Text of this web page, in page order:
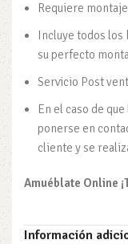
Requiere
Incluye todos
su perfecto
Servicio Post
En el caso de
ponerse en
cliente y se
Amuéblate Online
Información